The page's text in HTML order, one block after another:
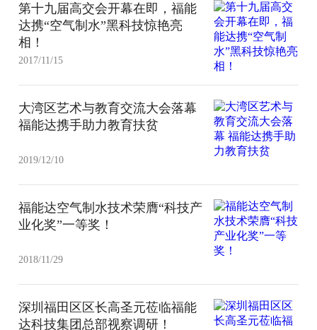
第十九届高交会开幕在即，福能
达携“空气制水”黑科技惊艳亮
相！
2017/11/15
大湾区艺术与教育交流大会落幕
福能达携手助力教育扶贫
2019/12/10
福能达空气制水技术荣膺“科技产
业化奖”一等奖！
2018/11/29
深圳福田区区长高圣元莅临福能
达科技集团总部视察调研！